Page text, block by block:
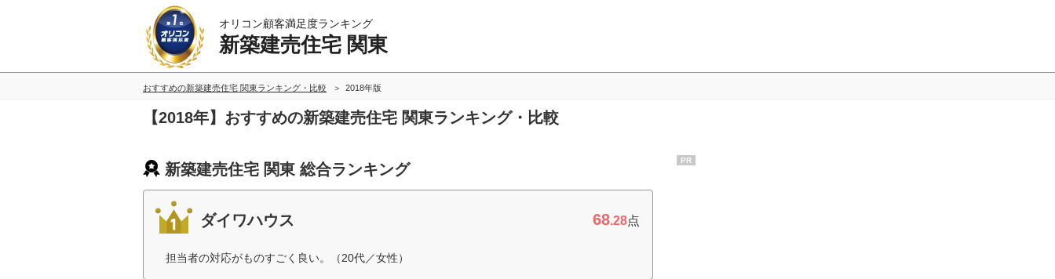
オリコン顧客満足度ランキング
新築建売住宅 関東
おすすめの新築建売住宅 関東ランキング・比較 2018年版
【2018年】おすすめの新築建売住宅 関東ランキング・比較
新築建売住宅 関東 総合ランキング
ダイワハウス 68.28点
担当者の対応がものすごく良い。（20代／女性）
PR